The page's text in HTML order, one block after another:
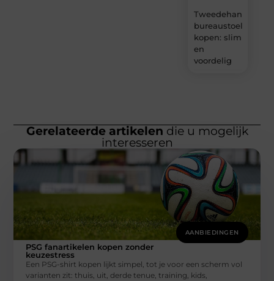
Tweedehands
bureaustoel
kopen: slim
en
voordelig
Gerelateerde artikelen die u mogelijk
interesseren
AANBIEDINGEN
PSG fanartikelen kopen zonder
keuzestress
Een PSG-shirt kopen lijkt simpel, tot je voor een scherm vol
varianten zit: thuis, uit, derde tenue, training, kids,